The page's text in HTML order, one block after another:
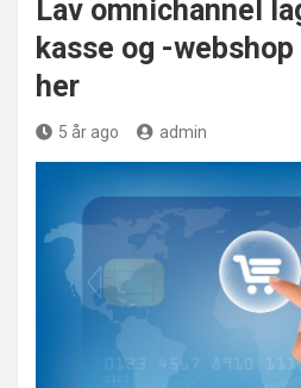
Lav omnichannel
kasse og -
her
5 år ago admin